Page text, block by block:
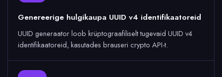
Genereerige hulgikaupa UUID v4 identifikaatoreid
UUID generaator loob krüptograafiliselt tugevaid UUID v4
identifikaatoreid, kasutades brauseri crypto API-t.